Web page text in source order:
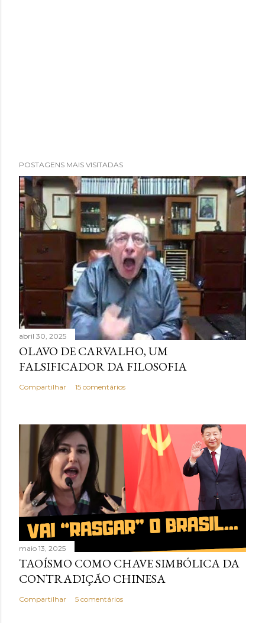
á
r
i
o
POSTAGENS MAIS VISITADAS
abril 30, 2025
OLAVO DE CARVALHO, UM
FALSIFICADOR DA FILOSOFIA
Compartilhar 15 comentários
maio 13, 2025
TAOÍSMO COMO CHAVE SIMBÓLICA DA
CONTRADIÇÃO CHINESA
Compartilhar 5 comentários